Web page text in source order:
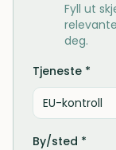
Fyll ut
deg.
Tjeneste *
EU-kontroll
By/sted *